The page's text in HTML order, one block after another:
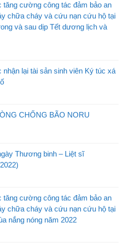
tăng cường công tác đảm bảo an
chữa cháy và cứu nạn cứu hộ tại
và sau dịp Tết dương lịch và
nhận lại tài sản sinh viên Ký túc xá
CHỐNG BÃO NORU
Thương binh – Liệt sĩ
tăng cường công tác đảm bảo an
chữa cháy và cứu nạn cứu hộ tại
nắng nóng năm 2022